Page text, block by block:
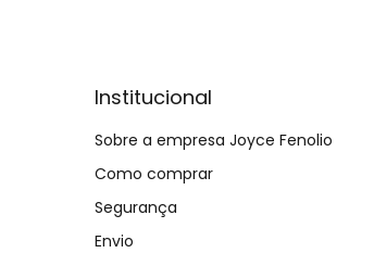
Institucional
Sobre a empresa Joyce Fenolio
Como comprar
Segurança
Envio